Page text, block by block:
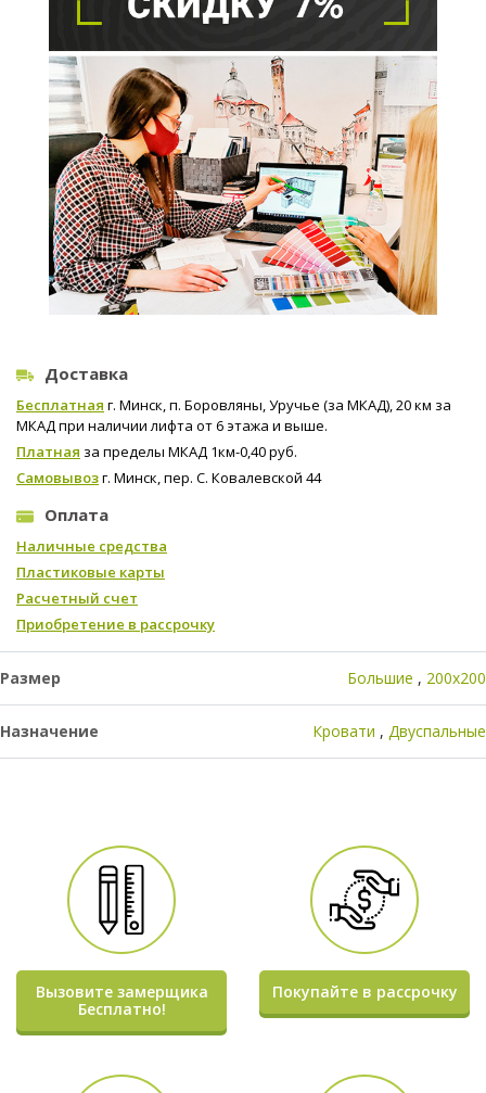
Доставка
Бесплатная г. Минск, п. Боровляны, Уручье (за МКАД), 20 км за
МКАД при наличии лифта от 6 этажа и выше.
Платная за пределы МКАД 1км-0,40 руб.
Самовывозг. Минск, пер. С. Ковалевской 44
Оплата
Наличные средства
Пластиковые карты
Расчетный счет
Приобретение в рассрочку
Размер Большие 200х200
Назначение Кровати Двуспальные
Вызовите замерщика
Бесплатно!
Покупайте в рассрочку